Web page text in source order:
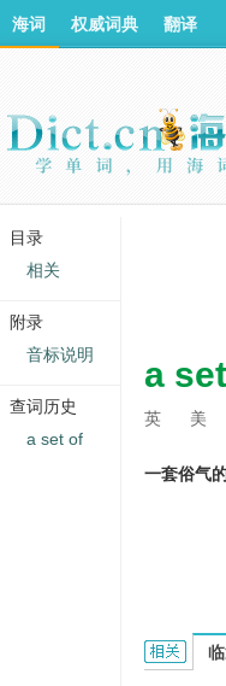
a
英 美
一套俗气
a set of
海词 权威词典 翻译
目录
相关
附录
音标说明
查词历史
a set of